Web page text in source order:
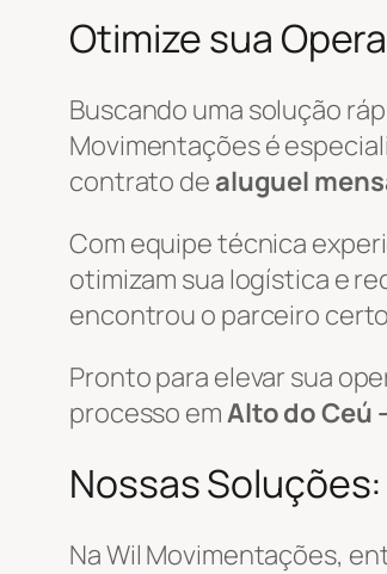
Otimize sua
Buscando uma solução
Movimentações é
contrato de aluguel
Com equipe técnica
otimizam sua logística e
encontrou o parceiro
Pronto para elevar sua
processo emAlto do Ceú
Nossas
Na Wil Movimentações,